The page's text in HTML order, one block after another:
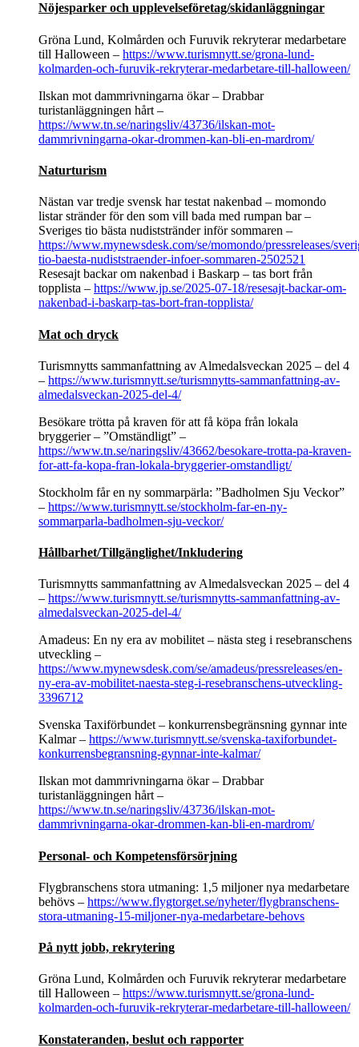
Nöjesparker och upplevelseföretag/skidanläggningar
Gröna Lund, Kolmården och Furuvik rekryterar medarbetare
till Halloween – https://www.turismnytt.se/grona-lund-
kolmarden-och-furuvik-rekryterar-medarbetare-till-halloween/
Ilskan mot dammrivningarna ökar – Drabbar
turistanläggningen hårt –
https://www.tn.se/naringsliv/43736/ilskan-mot-
dammrivningarna-okar-drommen-kan-bli-en-mardrom/
Naturturism
Nästan var tredje svensk har testat nakenbad – momondo
listar stränder för den som vill bada med rumpan bar –
Sveriges tio bästa nudiststränder inför sommaren –
https://www.mynewsdesk.com/se/momondo/pressreleases/
tio-baesta-nudiststraender-infoer-sommaren-2502521
Resesajt backar om nakenbad i Baskarp – tas bort från
topplista – https://www.jp.se/2025-07-18/resesajt-backar-om-
nakenbad-i-baskarp-tas-bort-fran-topplista/
Mat och dryck
Turismnytts sammanfattning av Almedalsveckan 2025 – del 4
– https://www.turismnytt.se/turismnytts-sammanfattning-av-
almedalsveckan-2025-del-4/
Besökare trötta på kraven för att få köpa från lokala
bryggerier – ”Omständligt” –
https://www.tn.se/naringsliv/43662/besokare-trotta-pa-kraven-
for-att-fa-kopa-fran-lokala-bryggerier-omstandligt/
Stockholm får en ny sommarpärla: ”Badholmen Sju Veckor”
– https://www.turismnytt.se/stockholm-far-en-ny-
sommarparla-badholmen-sju-veckor/
Hållbarhet/Tillgänglighet/Inkludering
Turismnytts sammanfattning av Almedalsveckan 2025 – del 4
– https://www.turismnytt.se/turismnytts-sammanfattning-av-
almedalsveckan-2025-del-4/
Amadeus: En ny era av mobilitet – nästa steg i resebranschens
utveckling –
https://www.mynewsdesk.com/se/amadeus/pressreleases/en-
ny-era-av-mobilitet-naesta-steg-i-resebranschens-utveckling-
3396712
Svenska Taxiförbundet – konkurrensbegränsning gynnar inte
Kalmar – https://www.turismnytt.se/svenska-taxiforbundet-
konkurrensbegransning-gynnar-inte-kalmar/
Ilskan mot dammrivningarna ökar – Drabbar
turistanläggningen hårt –
https://www.tn.se/naringsliv/43736/ilskan-mot-
dammrivningarna-okar-drommen-kan-bli-en-mardrom/
Personal- och Kompetensförsörjning
Flygbranschens stora utmaning: 1,5 miljoner nya medarbetare
behövs – https://www.flygtorget.se/nyheter/flygbranschens-
stora-utmaning-15-miljoner-nya-medarbetare-behovs
På nytt jobb, rekrytering
Gröna Lund, Kolmården och Furuvik rekryterar medarbetare
till Halloween – https://www.turismnytt.se/grona-lund-
kolmarden-och-furuvik-rekryterar-medarbetare-till-halloween/
Konstateranden, beslut och rapporter